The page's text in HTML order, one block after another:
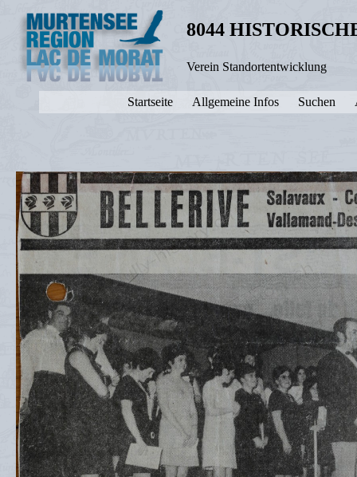
8044
Verein Standortentwicklung
Startseite Allgemeine Infos Suchen